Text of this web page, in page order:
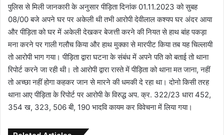
पुलिस से मिली जानकारी के अनुसार पीड़िता दिनांक 01.11.2023 को सुबह
08/00 बजे अपने घर पर अकेली थी तभी आरोपी देवीलाल कश्यप घर अंदर आया
और पीड़िता को घर में अकेली देखकर बेजत्ती करने की नियत से हाथ बांह पकड़ा
मना करने पर गाली गलौच किया और हाथ मुक्का से मारपीट किया तब यह चिल्लायी
तो आरोपी भाग गया। पीड़िता द्वारा घटना के संबंध में अपने पति को बताई तो थाना
रिपोर्ट करने जा रही थी। तो आरोपी द्वारा रास्ते में पीड़िता को थाना मत जाना, नहीं
तो अच्छा नहीं होगा कहकर जान से मारने की धमकी दे रहा था। दोनो किसी तरह
थाना आए पीड़िता के रिपोर्ट पर आरोपी के विरुद्ध अप. क्र. 322/23 धारा 452,
354 ख, 323, 506 बी, 190 भादवि कायम कर विवेचना में लिया गया।